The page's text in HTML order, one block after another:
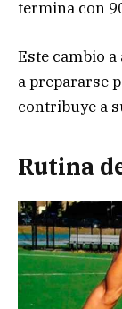
termina con
Este cambio
a prepararse
contribuye a
Rutina